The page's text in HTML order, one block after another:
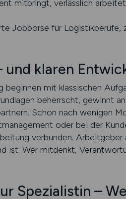
mitbringt, verlässlich
Jobbörse für
klaren
beginnen mit klassischen
beherrscht, gewinnt
Schon nach wenigen
oder bei der
verbunden.
ist: Wer mitdenkt,
Spezialistin –